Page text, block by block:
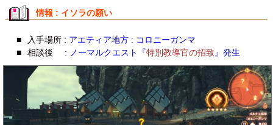
情報 : イソラの願い
■ 入手場所 : アエティア地方 : コロニーガンマ
■
相談後 : ノーマルクエスト『特別教導官の招致』発生